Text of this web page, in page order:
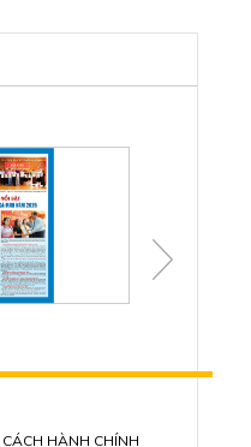
CÁCH HÀNH CHÍNH